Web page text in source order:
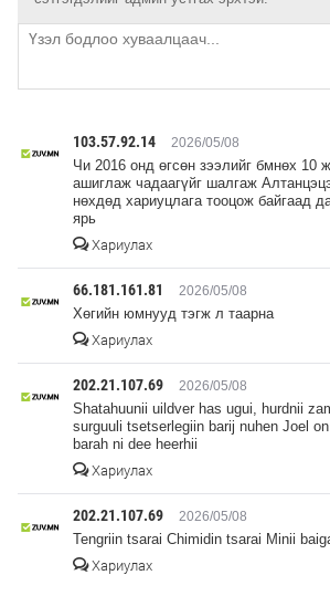
103.57.92.14 2026/05/08
Чи 2016 онд өгсөн зээлийг бмнөх 10
ашиглаж чадаагүйг шалгаж
нөхдөд хариуцлага тооцож байгаад
ярь
Хариулах
66.181.161.81 2026/05/08
Хөгийн юмнууд тэгж л таарна
Хариулах
202.21.107.69 2026/05/08
Shatahuunii uildver has ugui, hurdnii
surguuli tsetserlegiin barij nuhen Joel
barah ni dee heerhii
Хариулах
202.21.107.69 2026/05/08
Tengriin tsarai Chimidin tsarai Minii
Хариулах